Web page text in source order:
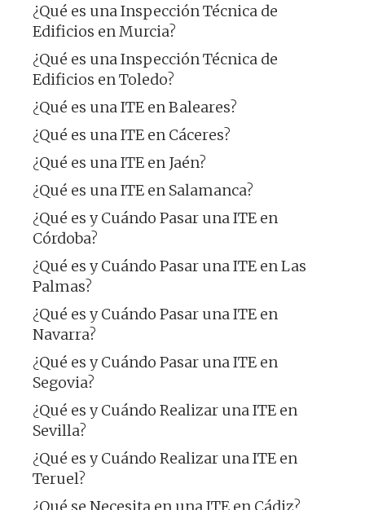
¿Qué es una Inspección Técnica de
Edificios en Murcia?
¿Qué es una Inspección Técnica de
Edificios en Toledo?
¿Qué es una ITE en Baleares?
¿Qué es una ITE en Cáceres?
¿Qué es una ITE en Jaén?
¿Qué es una ITE en Salamanca?
¿Qué es y Cuándo Pasar una ITE en
Córdoba?
¿Qué es y Cuándo Pasar una ITE en Las
Palmas?
¿Qué es y Cuándo Pasar una ITE en
Navarra?
¿Qué es y Cuándo Pasar una ITE en
Segovia?
¿Qué es y Cuándo Realizar una ITE en
Sevilla?
¿Qué es y Cuándo Realizar una ITE en
Teruel?
¿Qué se Necesita en una ITE en Cádiz?